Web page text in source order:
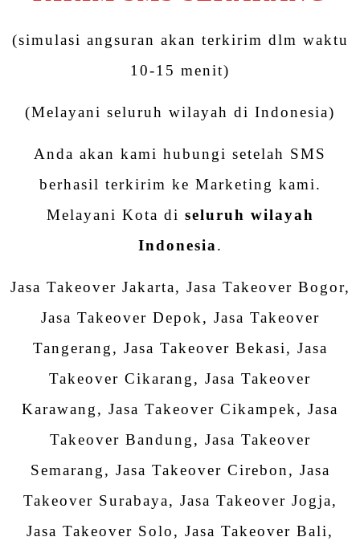
(simulasi angsuran akan terkirim dlm waktu
10-15 menit)
(Melayani seluruh wilayah di Indonesia)
Anda akan kami hubungi setelah SMS
berhasil terkirim ke Marketing kami.
Melayani Kota di seluruh wilayah
Indonesia.
Jasa Takeover Jakarta, Jasa Takeover Bogor,
Jasa Takeover Depok, Jasa Takeover
Tangerang, Jasa Takeover Bekasi, Jasa
Takeover Cikarang, Jasa Takeover
Karawang, Jasa Takeover Cikampek, Jasa
Takeover Bandung, Jasa Takeover
Semarang, Jasa Takeover Cirebon, Jasa
Takeover Surabaya, Jasa Takeover Jogja,
Jasa Takeover Solo, Jasa Takeover Bali,